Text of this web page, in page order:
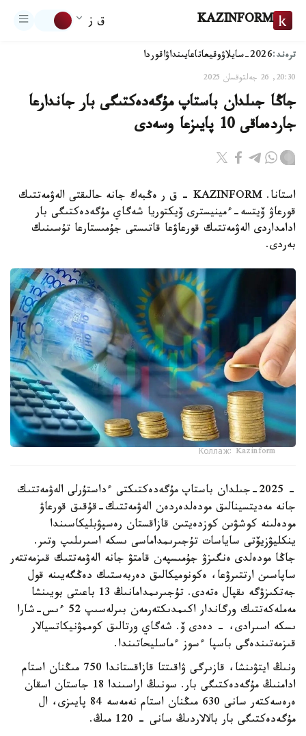
KAZINFORM ق ز
ترەند:2026-سايلاۋ وقيعاتاعايىنداۋاقوردا
20:30, 26 جەلتوقسان 2025
جاڭا جىلدان باستاپ مۇگەدەكتىگى بار جاندارعا
جاردەماقى 10 پايىزعا وسەدى
استانا. KAZINFORM – ق ر ەڭبەك جانە حالىقتى الەۋمەتتىك
قورعاۋ ۆيتسە-ءمينيسترى ۆيكتوريا شەگاي مۇگەدەكتىگى بار
ادامداردى الەۋمەتتىك قورعاۋعا قاتىستى جۇمىستارعا تۇسىنىك
بەردى.
Коллаж: Kazinform
- 2025-جىلدان باستاپ مۇگەدەكتىكتى ءداستۇرلى الەۋمەتتىك
جانە مەديتسينالىق مودەلدەردەن الەۋمەتتىك-قۇقىق قورعاۋ
مودەلىنە كوشۋىن كوزدەيتىن قازاقستان رەسپۋبليكاسىندا
ينكليۋزيۆتى ساياسات تۇجىرىمداماسى ىسكە اسىرىلىپ وتىر.
جاڭا مودەلدى ەنگىزۋ جۇمىسپەن قامتۋ جانە الەۋمەتتىك قىزمەتتەر
ساپاسىن ارتتىرۋعا، ەكونوميكالىق دەربەستىك دەڭگەيىنە قول
جەتكىزۋگە ىقپال ەتەدى. تۇجىرىمدامانىڭ 13 باعىتى بويىنشا
مەملەكەتتىك ورگاندار اكىمدىكتەرمەن بىرلەسىپ 52 ءىس-شارا
ىسكە اسىرادى، - دەدى ۆ. شەگاي ورتالىق كوممۋنيكاتسيالار
قىزمەتىندەگى باسپا ءسوز ءماسليحاتىندا.
ونىڭ ايتۋىنشا، قازىرگى ۋاقىتتا قازاقستاندا 750 مىڭنان استام
ادامنىڭ مۇگەدەكتىگى بار. سونىڭ اراسىندا 18 جاستان اسقان
ەرەسەكتەر سانى 630 مىڭنان استام نەمەسە 84 پايىزى، ال
مۇگەدەكتىگى بار بالالاردىڭ سانى - 120 مىڭ.